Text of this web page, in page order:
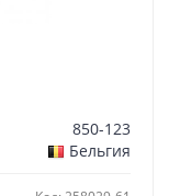
850-123
Бельгия